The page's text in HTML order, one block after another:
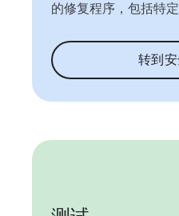
的修复程序，包括特
转到